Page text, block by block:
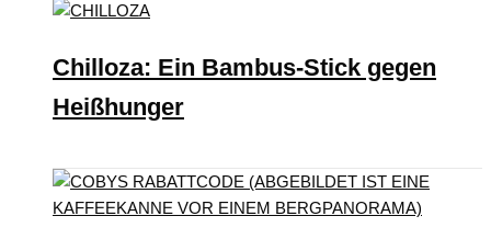
Chilloza: Ein Bambus-Stick gegen
Heißhunger